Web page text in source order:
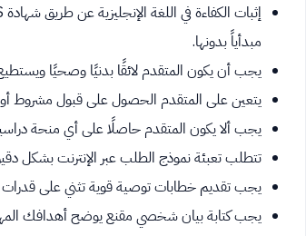
مبدأياً بدونها.
يجب أن يكون المتقدم لائقًا بدنيًا وصحيًا
يتعين على المتقدم الحصول على قبول مشروط أو
يجب ألا يكون المتقدم حاصلًا على أي منحة
تتطلب تعبئة نموذج الطلب عبر الإنترنت بشكل
يجب تقديم خطابات توصية قوية تثني على قدرات
يجب كتابة بيان شخصي مقنع يوضح أهدافك